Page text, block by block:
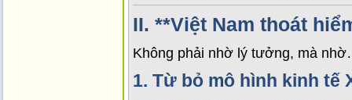
II. **Việt Nam thoát
Không phải nhờ lý tưởng, mà
1. Từ bỏ mô hình kinh tế